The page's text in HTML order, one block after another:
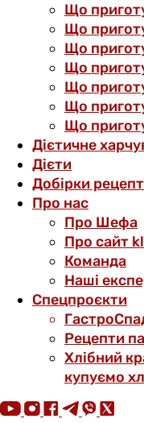
Що
Що
Що
Що
Що
Що
Що
Дієтичне
Дієти
Добірки
Про нас
Про Шефа
Про сайт
Команда
Наші
Спецпроєкти
Рецепти
Хлібний
купуємо